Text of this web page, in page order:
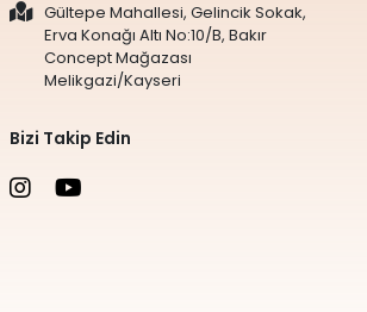
Gültepe Mahallesi, Gelincik Sokak,
Erva Konağı Altı No:10/B, Bakır
Concept Mağazası
Melikgazi/Kayseri
Bizi Takip Edin